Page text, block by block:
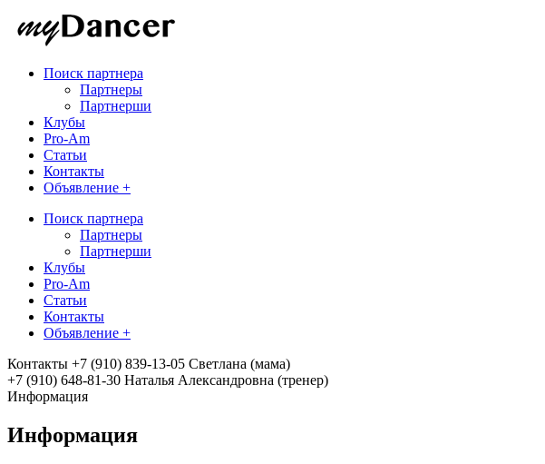
Поиск партнера
Партнеры
Партнерши
Клубы
Pro-Am
Статьи
Контакты
Объявление +
Поиск партнера
Партнеры
Партнерши
Клубы
Pro-Am
Статьи
Контакты
Объявление +
Контакты +7 (910) 839-13-05 Светлана (мама)
+7 (910) 648-81-30 Наталья Александровна (тренер)
Информация
Информация